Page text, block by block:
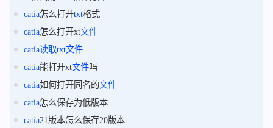
catia怎么打开txt格式
catia怎么打开xt文件
catia读取txt文件
catia能打开xt文件吗
catia如何打开同名的文件
catia怎么保存为低版本
catia21版本怎么保存20版本